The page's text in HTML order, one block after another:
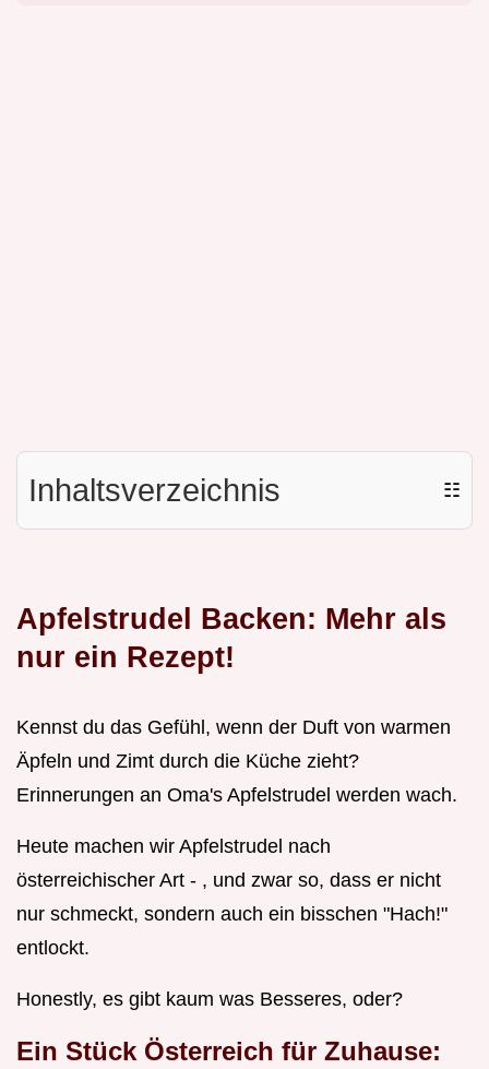
Inhaltsverzeichnis ☷
Apfelstrudel Backen: Mehr als
nur ein Rezept!
Kennst du das Gefühl, wenn der Duft von warmen
Äpfeln und Zimt durch die Küche zieht?
Erinnerungen an Oma's Apfelstrudel werden wach.
Heute machen wir Apfelstrudel nach
österreichischer Art - , und zwar so, dass er nicht
nur schmeckt, sondern auch ein bisschen "Hach!"
entlockt.
Honestly, es gibt kaum was Besseres, oder?
Ein Stück Österreich für Zuhause: